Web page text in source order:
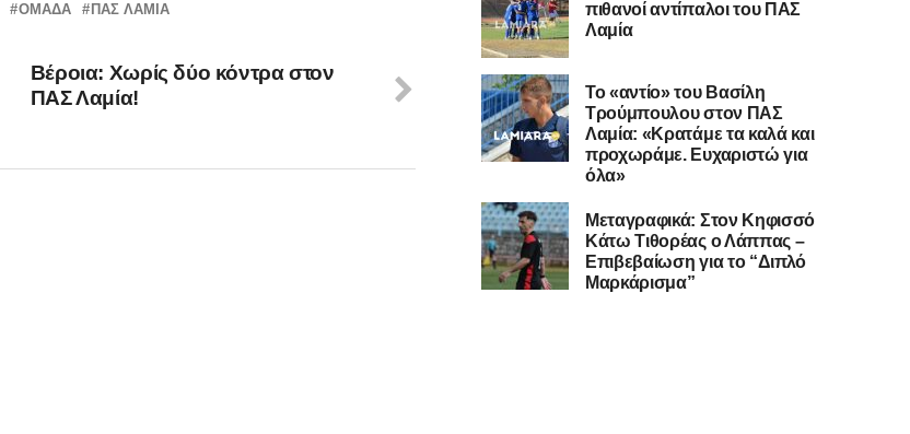
ΟΜΆΔΑ ΠΑΣ ΛΑΜΙΑ
Βέροια: Χωρίς δύο κόντρα στον
ΠΑΣ Λαμία!
πιθανοί αντίπαλοι του ΠΑΣ
Λαμία
Το «αντίο» του Βασίλη
Τρούμπουλου στον ΠΑΣ
Λαμία: «Κρατάμε τα καλά και
προχωράμε. Ευχαριστώ για
όλα»
Μεταγραφικά: Στον Κηφισσό
Κάτω Τιθορέας ο Λάππας –
Επιβεβαίωση για το “Διπλό
Μαρκάρισμα”